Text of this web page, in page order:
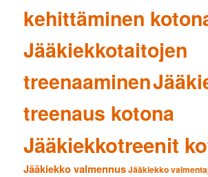
kehittäminen
Jääkiekkotaitojen
treenaaminen
treenaus kotona
Jääkiekkotreenit
Jääkiekko valmennusJääkiekko